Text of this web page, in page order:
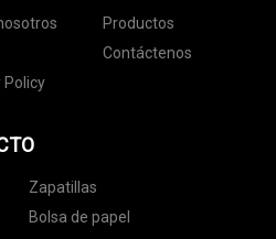
Productos
Contáctenos
Policy
Zapatillas
Bolsa de papel